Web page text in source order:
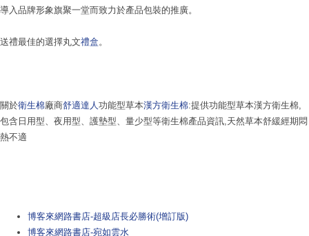
導入品牌形象旗聚一堂而致力於產品包裝的推廣。
送禮最佳的選擇丸文禮盒。
關於衛生棉廠商舒適達人功能型草本漢方衛生棉:提供功能型草本漢方衛生棉,
包含日用型、夜用型、護墊型、量少型等衛生棉產品資訊,天然草本舒緩經期悶
熱不適
博客來網路書店-超級店長必勝術(增訂版)
博客來網路書店-宛如雲水